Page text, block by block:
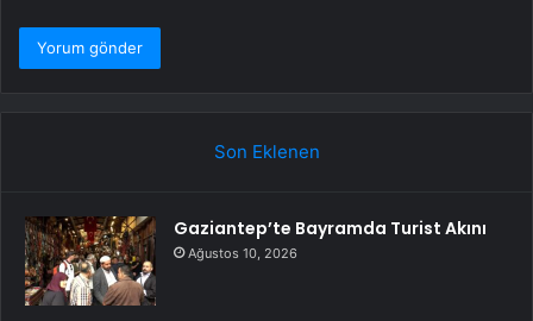
Son Eklenen
Gaziantep’te Bayramda Turist Akını
Ağustos 10, 2026